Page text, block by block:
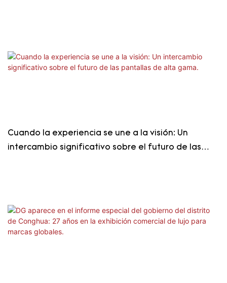
Cuando la experiencia se une a la visión: Un
intercambio significativo sobre el futuro de las